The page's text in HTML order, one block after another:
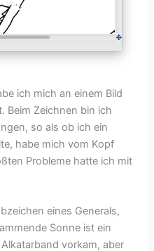
ich mich an einem Bild
Beim Zeichnen bin ich
so als ob ich ein
habe mich vom Kopf
Probleme hatte ich mit
eines Generals,
Sonne ist ein
vorkam, aber